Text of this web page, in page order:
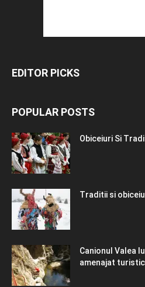
EDITOR PICKS
POPULAR POSTS
Obiceiuri Si
Traditii si
Canionul Valea
amenajat